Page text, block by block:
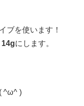
ブを使います！
14gにします。
^ω^ )